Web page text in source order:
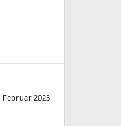
Februar 2023